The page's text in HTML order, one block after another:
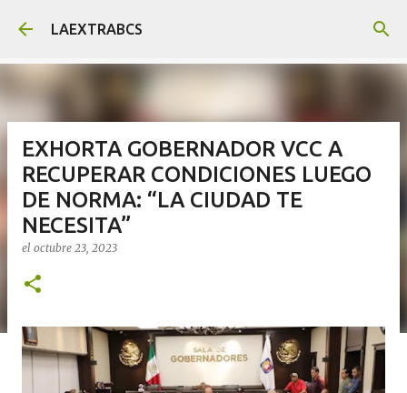
Ir al contenido principal
LAEXTRABCS
EXHORTA GOBERNADOR VCC A
RECUPERAR CONDICIONES LUEGO
DE NORMA: “LA CIUDAD TE
NECESITA”
el octubre 23, 2023